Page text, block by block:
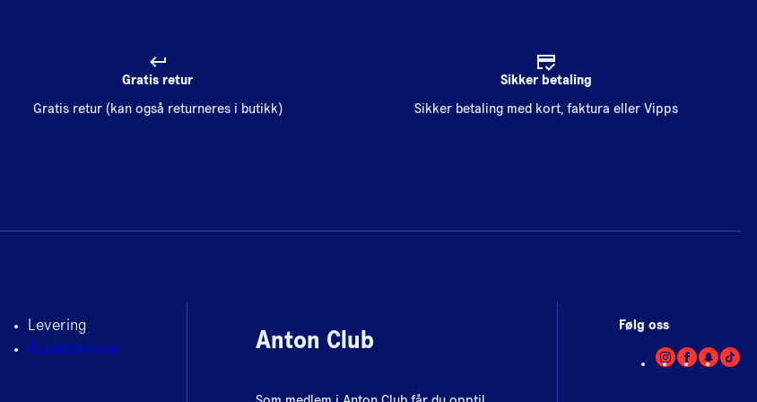
Gratis retur
Gratis retur (kan også returneres i butikk)
Sikker betaling
Sikker betaling med kort, faktura eller Vipps
Levering
Kundeservice
Anton Club
Følg oss